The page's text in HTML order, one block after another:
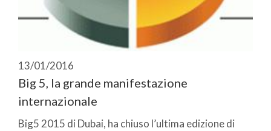
13/01/2016
Big 5, la grande manifestazione
internazionale
Big5 2015 di Dubai, ha chiuso l’ultima edizione di